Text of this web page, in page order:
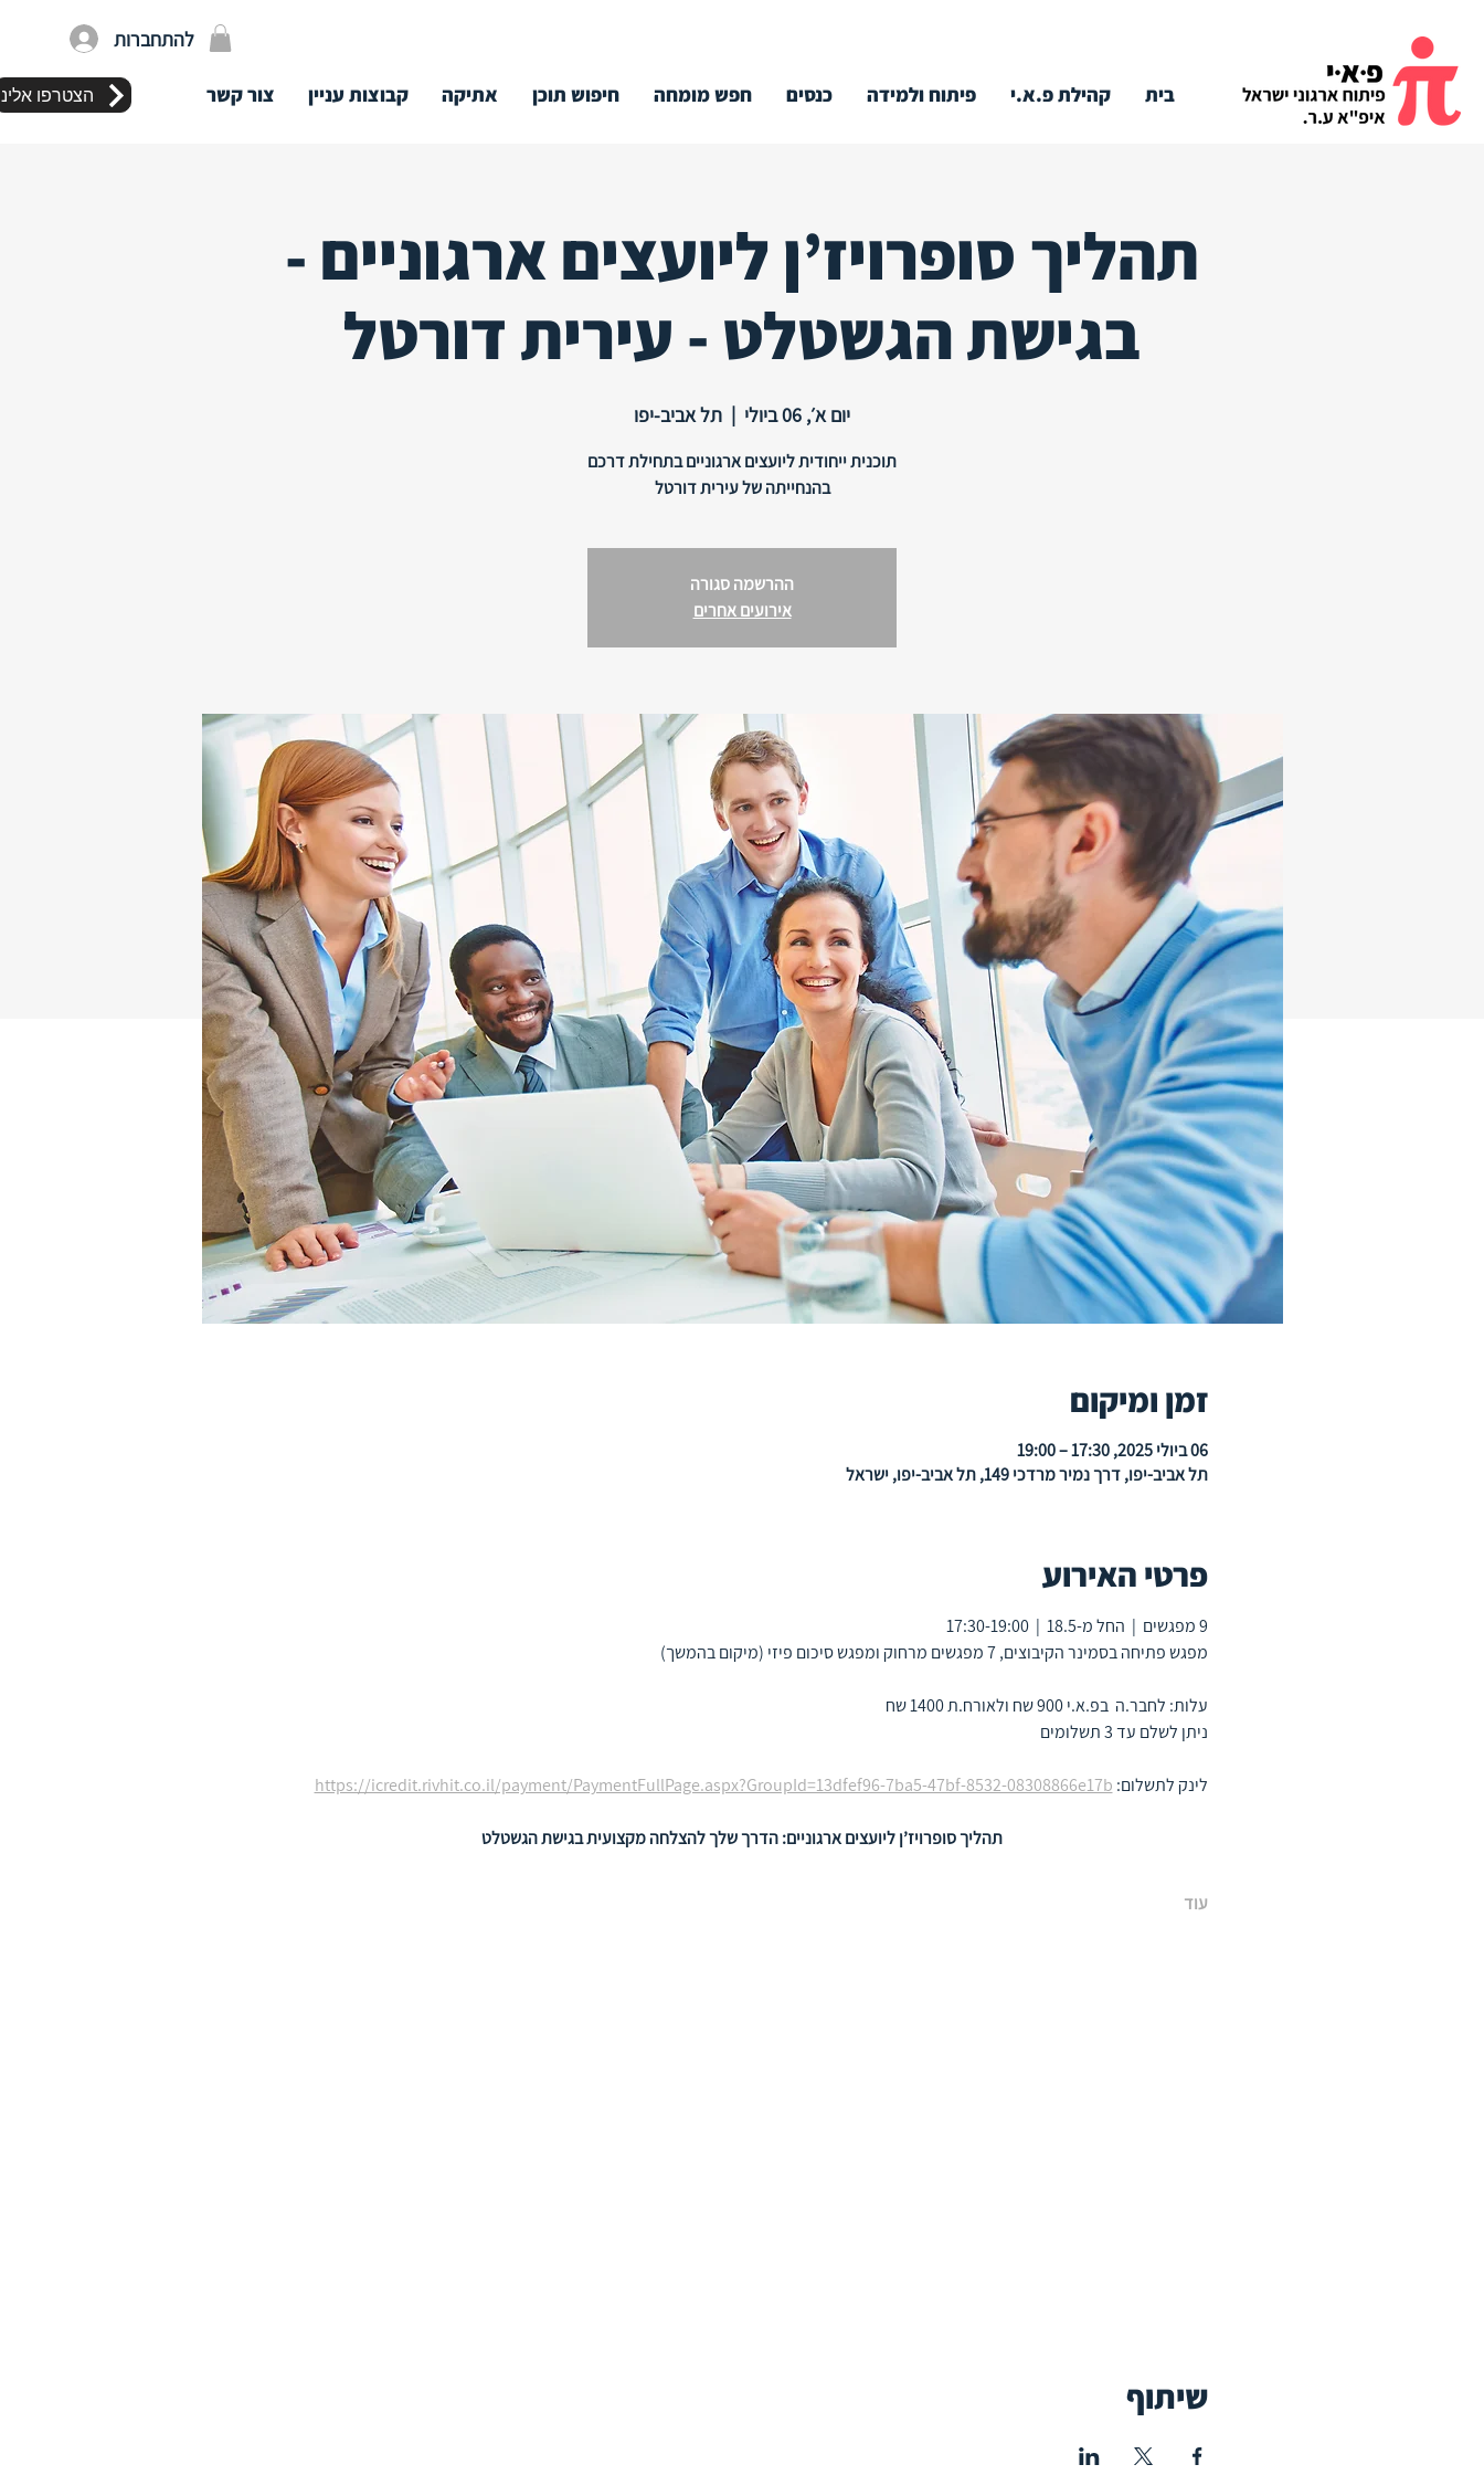
להתחברות
הצטרפו בית קהילת פ.א.י פיתוח ולמידה כנסים חפש מומחה חיפוש תוכן אתיקה קבוצות עניין צור קשר
תהליך סופרויז’ן ליועצים ארגוניים -
בגישת הגשטלט - עירית דורטל
יום א׳, 06 ביולי
  |
תל אביב-יפו
בהנחייתה של עירית דורטל
ההרשמה סגורה
אירועים אחרים
זמן ומיקום
06 ביולי 2025, 17:30 – 19:00
תל אביב-יפו, ‫דרך נמיר מרדכי 149, תל אביב-יפו, ישראל
פרטי האירוע
9 מפגשים  |  החל מ-18.5  |  17:30-19:00
מפגש פתיחה בסמינר הקיבוצים, 7 מפגשים מרחוק ומפגש סיכום פיזי (מיקום בהמשך)
עלות: לחבר.ה  בפ.א.י 900 שח ולאורח.ת 1400 שח
ניתן לשלם עד 3 תשלומים
לינק לתשלום: https://icredit.rivhit.co.il/payment/PaymentFullPage.aspx?GroupId=13dfef96-7ba5-47bf-8532-08308866e17b
תהליך סופרויז’ן ליועצים ארגוניים: הדרך שלך להצלחה מקצועית בגישת הגשטלט
עוד
שיתוף